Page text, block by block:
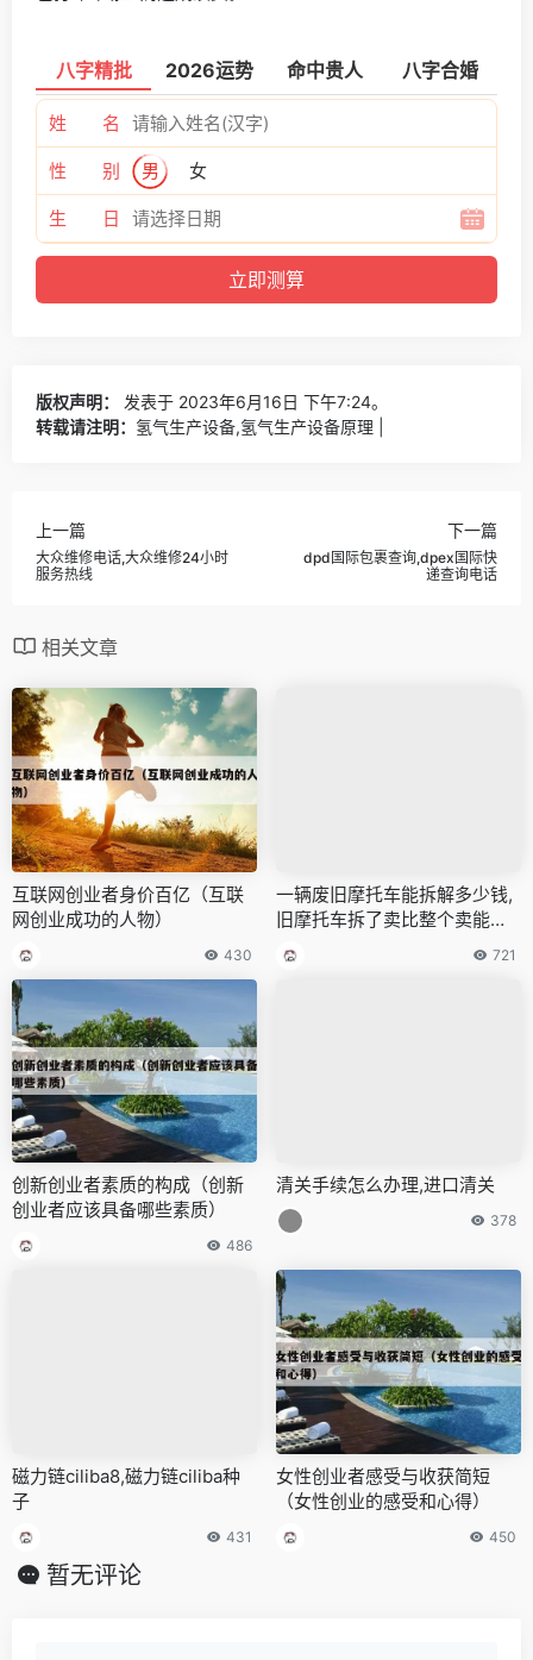
八字精批 2026运势 命中贵人 八字合婚
姓 名
性 别 男 女
生 日
版权声明：
发表于 2023年6月16日 下午7:24。
转载请注明： 氢气生产设备,氢气生产设备原理 |
上一篇
大众维修电话,大众维修24小时
服务热线
下一篇
dpd国际包裹查询,dpex国际快
递查询电话
相关文章
互联网创业者身价百亿（互联
网创业成功的人物）
430
一辆废旧摩托车能拆解多少钱,
旧摩托车拆了卖比整个卖能多
卖钱吗
721
创新创业者素质的构成（创新
创业者应该具备哪些素质）
486
清关手续怎么办理,进口清关
378
磁力链ciliba8,磁力链ciliba种
子
431
女性创业者感受与收获简短
（女性创业的感受和心得）
450
暂无评论